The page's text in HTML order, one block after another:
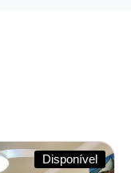
Disponível